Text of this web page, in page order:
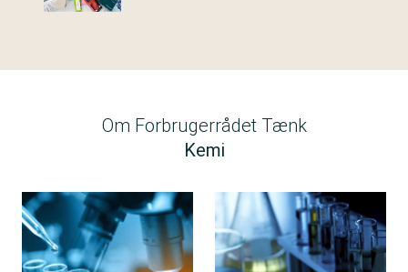
Om Forbrugerrådet Tænk
Kemi